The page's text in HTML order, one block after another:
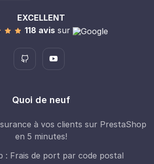
EXCELLENT
118 avissur
Quoi de neuf
à vos clients sur PrestaShop
en 5 minutes!
: Frais de port par code postal